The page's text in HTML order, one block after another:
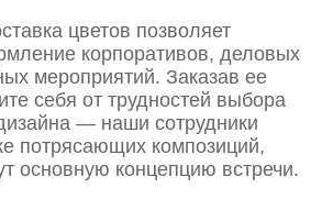
цветов позволяет
корпоративов, деловых
мероприятий. Заказав ее
себя от трудностей выбора
— наши сотрудники
потрясающих композиций,
основную концепцию встречи.